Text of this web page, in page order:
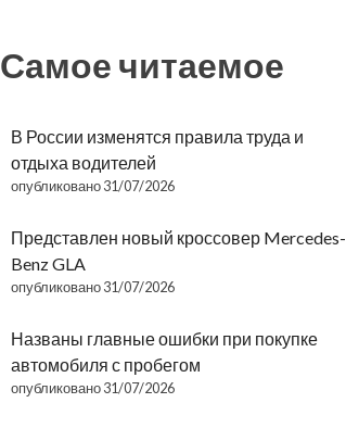
Самое читаемое
В России изменятся правила труда и
отдыха водителей
опубликовано 31/07/2026
Представлен новый кроссовер Mercedes-
Benz GLA
опубликовано 31/07/2026
Названы главные ошибки при покупке
автомобиля с пробегом
опубликовано 31/07/2026